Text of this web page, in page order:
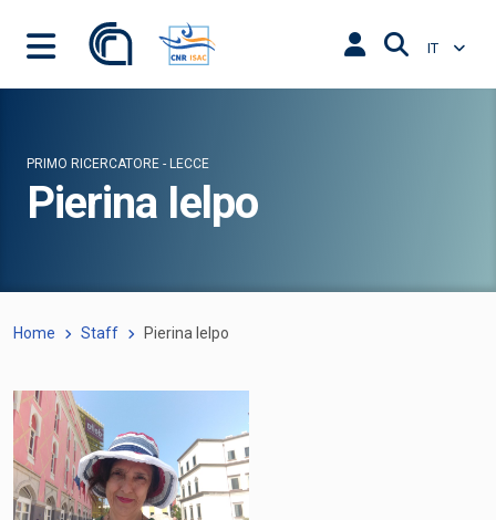
IT
PRIMO RICERCATORE - LECCE
Pierina Ielpo
Home Staff Pierina Ielpo